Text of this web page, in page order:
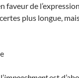
faveur de l’expression
plus longue,